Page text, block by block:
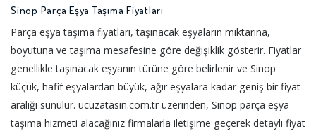
Sinop Parça Eşya Taşıma Fiyatları
Parça eşya taşıma fiyatları, taşınacak eşyaların miktarına,
boyutuna ve taşıma mesafesine göre değişiklik gösterir. Fiyatlar
genellikle taşınacak eşyanın türüne göre belirlenir ve Sinop
küçük, hafif eşyalardan büyük, ağır eşyalara kadar geniş bir fiyat
aralığı sunulur. ucuzatasin.com.tr üzerinden, Sinop parça eşya
taşıma hizmeti alacağınız firmalarla iletişime geçerek detaylı fiyat